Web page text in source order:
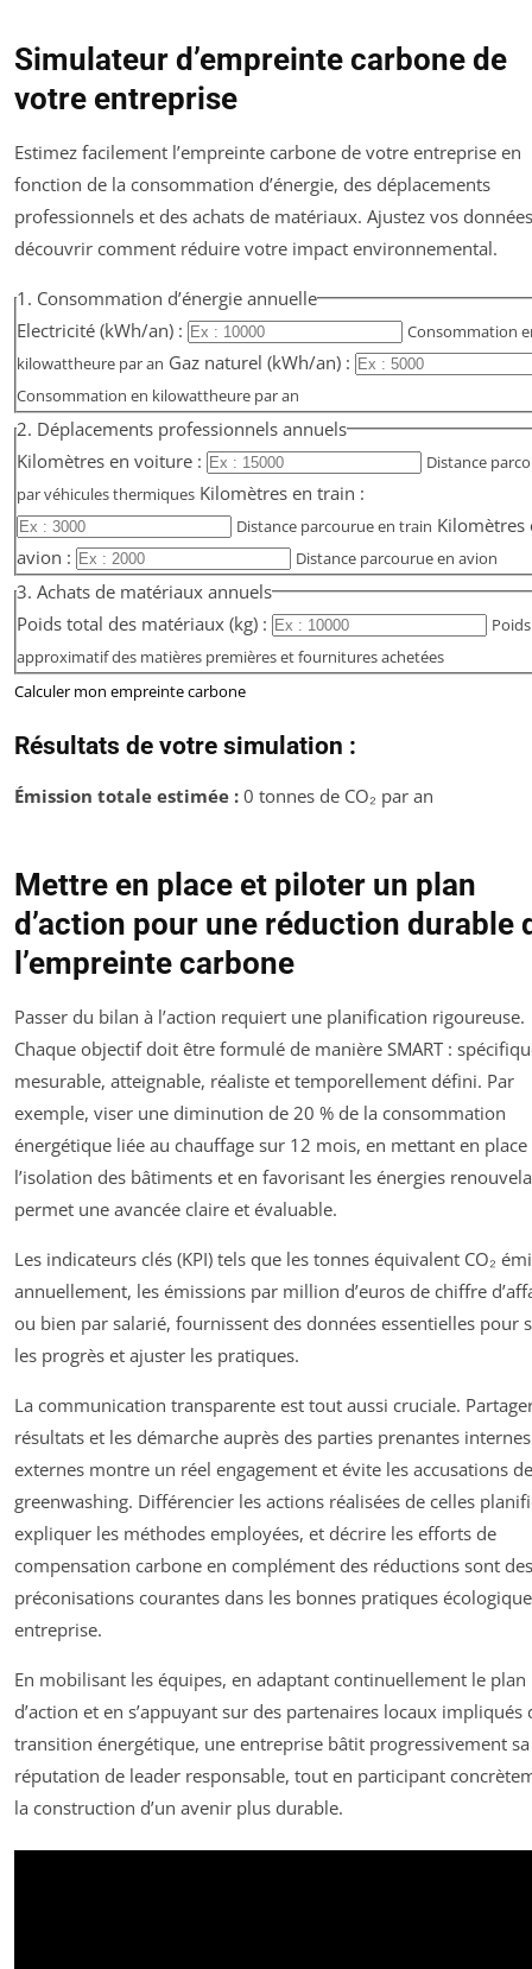
Simulateur d’empreinte carbone de
votre entreprise
Estimez facilement l’empreinte carbone de votre entreprise en
fonction de la consommation d’énergie, des déplacements
professionnels et des achats de matériaux. Ajustez vos
découvrir comment réduire votre impact environnemental.
1. Consommation d’énergie annuelle
Electricité (kWh/an) :
Consommation
kilowattheure par an Gaz naturel (kWh/an) :
Consommation en kilowattheure par an
2. Déplacements professionnels annuels
Kilomètres en voiture :
Distance
par véhicules thermiques Kilomètres en train :
Distance parcourue en train Kilomètres
avion :
Distance parcourue en avion
3. Achats de matériaux annuels
Poids total des matériaux (kg) :
Poids
approximatif des matières premières et fournitures achetées
Calculer mon empreinte carbone
Résultats de votre simulation :
Émission totale estimée : 0 tonnes de CO₂ par an
Mettre en place et piloter un plan
d’action pour une réduction durable
l’empreinte carbone
Passer du bilan à l’action requiert une planification rigoureuse.
Chaque objectif doit être formulé de manière SMART :
mesurable, atteignable, réaliste et temporellement défini. Par
exemple, viser une diminution de 20 % de la consommation
énergétique liée au chauffage sur 12 mois, en mettant en place
l’isolation des bâtiments et en favorisant les énergies
permet une avancée claire et évaluable.
Les indicateurs clés (KPI) tels que les tonnes équivalent CO₂
annuellement, les émissions par million d’euros de chiffre
ou bien par salarié, fournissent des données essentielles pour
les progrès et ajuster les pratiques.
La communication transparente est tout aussi cruciale.
résultats et les démarche auprès des parties prenantes
externes montre un réel engagement et évite les accusations de
greenwashing. Différencier les actions réalisées de celles
expliquer les méthodes employées, et décrire les efforts de
compensation carbone en complément des réductions sont des
préconisations courantes dans les bonnes pratiques
entreprise.
En mobilisant les équipes, en adaptant continuellement le plan
d’action et en s’appuyant sur des partenaires locaux impliqués
transition énergétique, une entreprise bâtit progressivement sa
réputation de leader responsable, tout en participant
la construction d’un avenir plus durable.